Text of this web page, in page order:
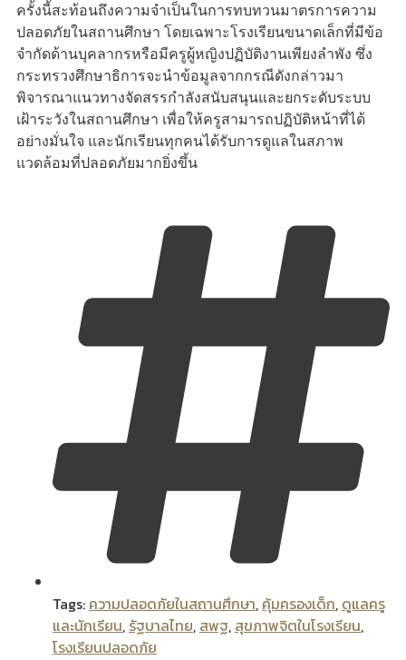
ครั้งนี้สะท้อนถึงความจำเป็นในการทบทวนมาตรการความ
ปลอดภัยในสถานศึกษา โดยเฉพาะโรงเรียนขนาดเล็กที่มีข้อ
จำกัดด้านบุคลากรหรือมีครูผู้หญิงปฏิบัติงานเพียงลำพัง ซึ่ง
กระทรวงศึกษาธิการจะนำข้อมูลจากกรณีดังกล่าวมา
พิจารณาแนวทางจัดสรรกำลังสนับสนุนและยกระดับระบบ
เฝ้าระวังในสถานศึกษา เพื่อให้ครูสามารถปฏิบัติหน้าที่ได้
อย่างมั่นใจ และนักเรียนทุกคนได้รับการดูแลในสภาพ
แวดล้อมที่ปลอดภัยมากยิ่งขึ้น
Tags: ความปลอดภัยในสถานศึกษา, คุ้มครองเด็ก, ดูแลครู
และนักเรียน, รัฐบาลไทย, สพฐ, สุขภาพจิตในโรงเรียน,
โรงเรียนปลอดภัย